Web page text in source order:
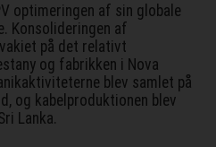
optimeringen af sin globale
Konsolideringen af
på det relativt
og fabrikken i Nova
blev samlet på
og kabelproduktionen blev
Lanka.